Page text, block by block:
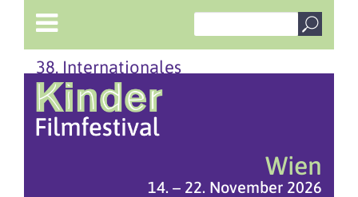
38. Internationales
Wien
14. – 22. November 2026